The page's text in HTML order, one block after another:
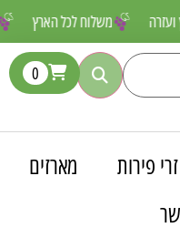
פנו אלינו ליעוץ ועזרה
0
זרי פירות
מארזים